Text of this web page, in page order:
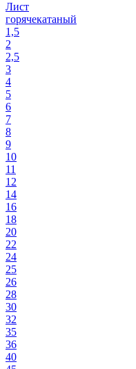
Лист
горячекатаный
1,5
2
2,5
3
4
5
6
7
8
9
10
11
12
14
16
18
20
22
24
25
26
28
30
32
35
36
40